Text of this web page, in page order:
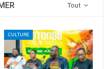
Tout
CULTURE